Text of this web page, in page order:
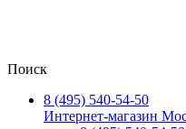
Поиск
8 (495) 540-54-50
Интернет-магазин